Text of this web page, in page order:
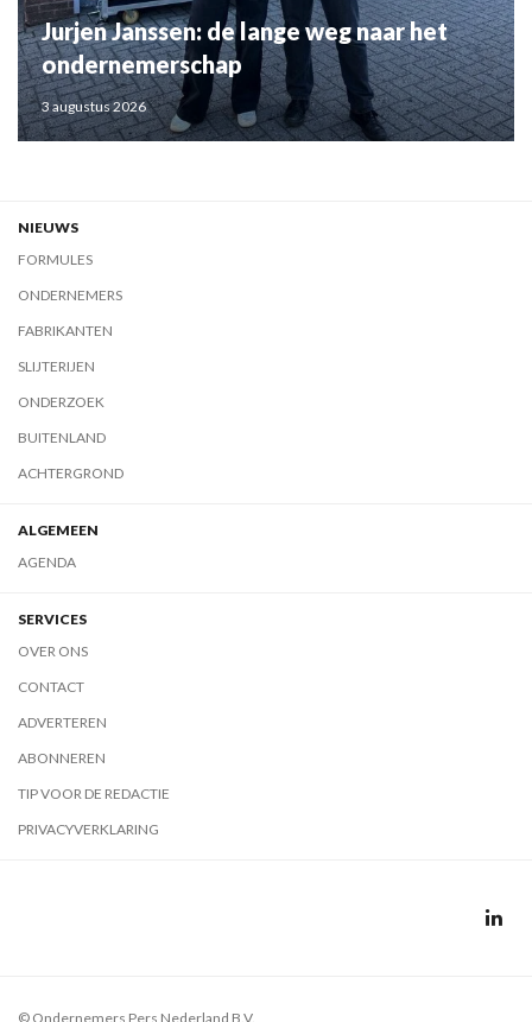
Jurjen Janssen: de lange weg naar het
ondernemerschap
3 augustus 2026
NIEUWS
FORMULES
ONDERNEMERS
FABRIKANTEN
SLIJTERIJEN
ONDERZOEK
BUITENLAND
ACHTERGROND
ALGEMEEN
AGENDA
SERVICES
OVER ONS
CONTACT
ADVERTEREN
ABONNEREN
TIP VOOR DE REDACTIE
PRIVACYVERKLARING
© Ondernemers Pers Nederland B.V.